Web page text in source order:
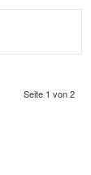
Seite 1 von 2